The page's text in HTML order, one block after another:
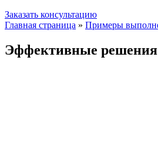
Заказать консультацию
Главная страница » Примеры
Эффективные решения: